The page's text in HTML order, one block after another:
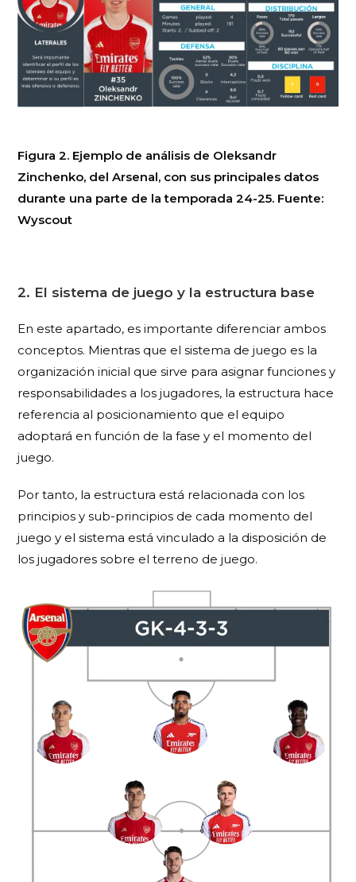
Figura 2. Ejemplo de análisis de Oleksandr
Zinchenko, del Arsenal, con sus principales datos
durante una parte de la temporada 24-25. Fuente:
Wyscout
2. El sistema de juego y la estructura base
En este apartado, es importante diferenciar ambos
conceptos. Mientras que el sistema de juego es la
organización inicial que sirve para asignar funciones y
responsabilidades a los jugadores, la estructura hace
referencia al posicionamiento que el equipo
adoptará en función de la fase y el momento del
juego.
Por tanto, la estructura está relacionada con los
principios y sub-principios de cada momento del
juego y el sistema está vinculado a la disposición de
los jugadores sobre el terreno de juego.